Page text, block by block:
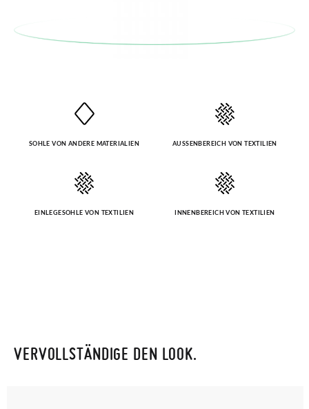
SOHLE VON ANDERE MATERIALIEN AUSSENBEREICH VON TEXTILIEN
EINLEGESOHLE VON TEXTILIEN INNENBEREICH VON TEXTILIEN
VERVOLLSTÄNDIGE DEN LOOK.